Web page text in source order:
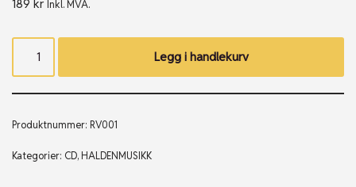
189 kr Inkl. MVA.
Legg i handlekurv
Produktnummer: RV001
Kategorier: CD, HALDENMUSIKK